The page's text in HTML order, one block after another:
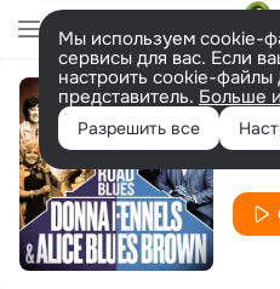
Мы используем cookie-
сервисы для вас. Если
настроить cookie-
представитель. Больше
Разрешить все